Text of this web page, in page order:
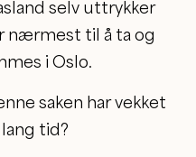
selv uttrykker
nærmest til å ta og
i Oslo.
saken har vekket
tid?